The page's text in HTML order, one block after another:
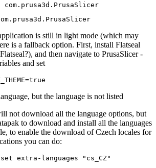
is still in light mode (which may
is a fallback option. First, install Flatseal
and then navigate to PrusaSlicer -
and set
but the language is not listed
not download all the language options, but
to download and install all the languages
to enable the download of Czech locales for
you can do:
extra-languages "cs_CZ"